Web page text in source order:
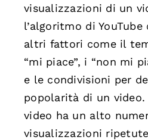
visualizzazioni di un
l’algoritmo di
altri fattori come il
“mi piace”, i “non mi
e le condivisioni per
popolarità di un video.
video ha un alto
visualizzazioni